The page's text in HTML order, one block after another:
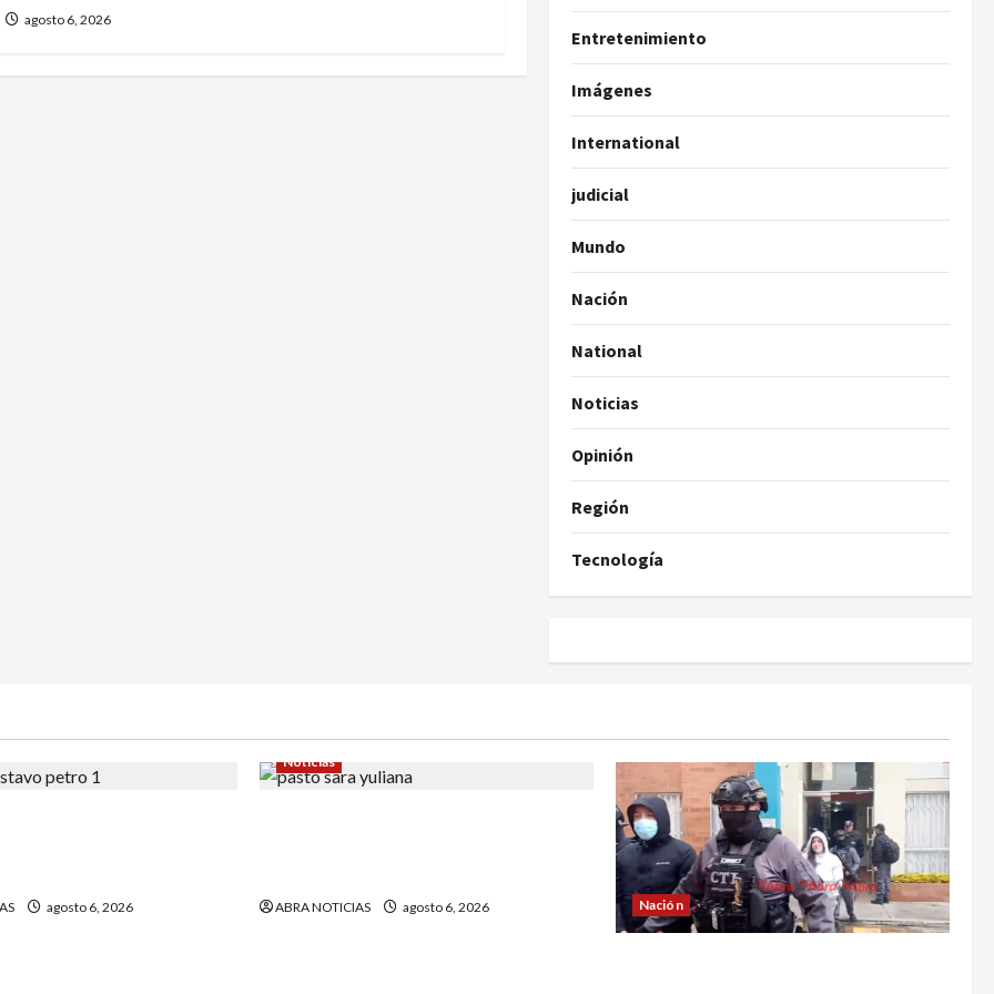
agosto 6, 2026
Entretenimiento
Imágenes
International
judicial
Mundo
Nación
National
Noticias
Opinión
Región
Tecnología
agosto 6, 2026
Noticias
ABRA NOTICIAS agosto 6, 2026 Nación